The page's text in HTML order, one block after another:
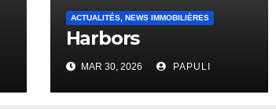
ACTUALITÉS, NEWS IMMOBILIÈRES
Harbors
MAR 30, 2026 PAPULI